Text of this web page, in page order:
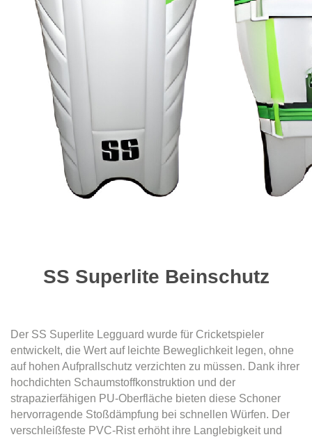
SS Superlite Beinschutz
Der SS Superlite Legguard wurde für Cricketspieler
entwickelt, die Wert auf leichte Beweglichkeit legen, ohne
auf hohen Aufprallschutz verzichten zu müssen. Dank ihrer
hochdichten Schaumstoffkonstruktion und der
strapazierfähigen PU-Oberfläche bieten diese Schoner
hervorragende Stoßdämpfung bei schnellen Würfen. Der
verschleißfeste PVC-Rist erhöht ihre Langlebigkeit und